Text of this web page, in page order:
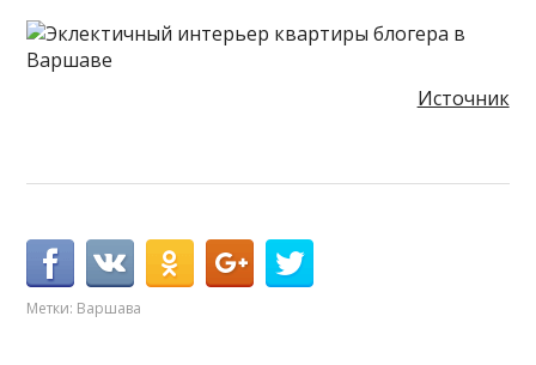
Источник
Метки: Варшава